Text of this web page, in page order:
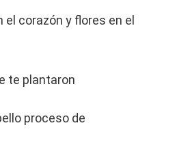
el corazón y flores en el
te plantaron
proceso de